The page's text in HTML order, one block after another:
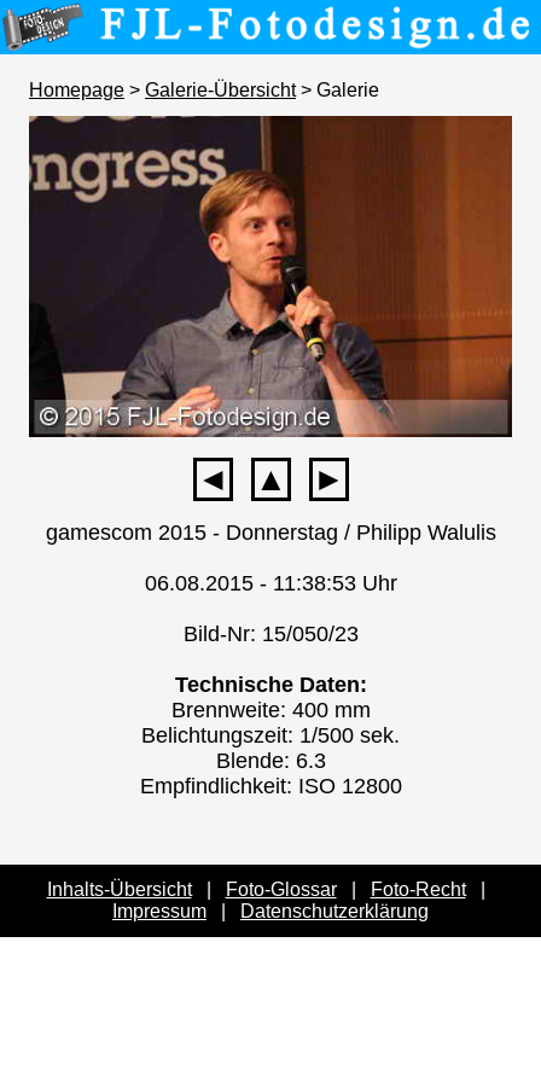
Homepage > Galerie-Übersicht> Galerie
◄ ▲ ►
gamescom 2015 - Donnerstag / Philipp Walulis
06.08.2015 - 11:38:53 Uhr
Bild-Nr: 15/050/23
Technische Daten:
Brennweite: 400 mm
Belichtungszeit: 1/500 sek.
Blende: 6.3
Empfindlichkeit: ISO 12800
Inhalts-Übersicht| Foto-Glossar| Foto-Recht|
Impressum
Datenschutzerklärung